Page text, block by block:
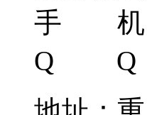
手 机：
Q Q：